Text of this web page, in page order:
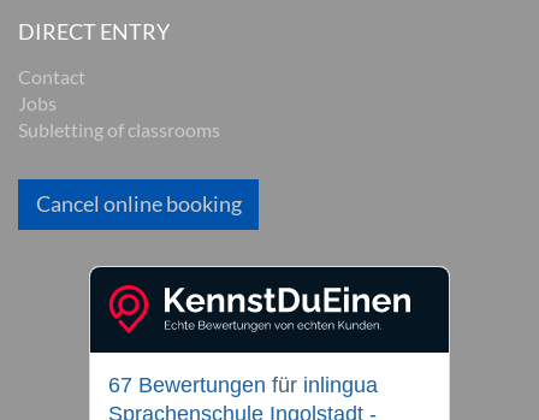
DIRECT ENTRY
Contact
Jobs
Subletting of classrooms
Cancel online booking
67 Bewertungen für inlingua
Sprachenschule Ingolstadt -